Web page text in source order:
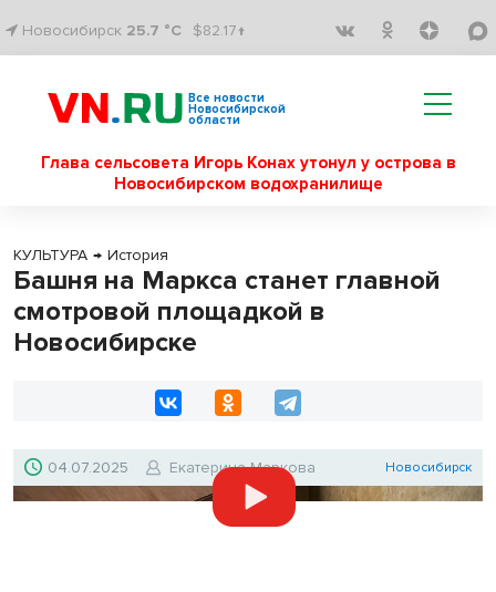
Новосибирск 25.7 °C $82.17↑
Все новости
Новосибирской
области
Глава сельсовета Игорь Конах утонул у острова в
Новосибирском водохранилище
КУЛЬТУРА → История
Башня на Маркса станет главной
смотровой площадкой в
Новосибирске
04.07.2025 Екатерина Маркова Новосибирск